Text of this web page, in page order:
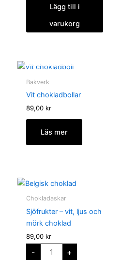
Lägg till i
varukorg
Bakverk
Vit chokladbollar
89,00 kr
Läs mer
Chokladaskar
Sjöfrukter – vit, ljus och
mörk choklad
89,00 kr
-
Sjöfrukter
-
vit,
ljus
och
mörk
choklad
mängd
+